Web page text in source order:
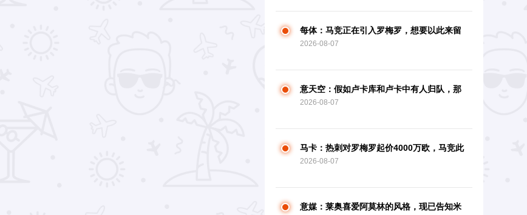
每体：马竞正在引入罗梅罗，想要以此来留
住阿尔瓦雷斯
2026-08-07
意天空：假如卢卡库和卢卡中有人归队，那
不勒斯将推动热苏斯
2026-08-07
马卡：热刺对罗梅罗起价4000万欧，马竞此
前报3000万欧元被拒
2026-08-07
意媒：莱奥喜爱阿莫林的风格，现已告知米